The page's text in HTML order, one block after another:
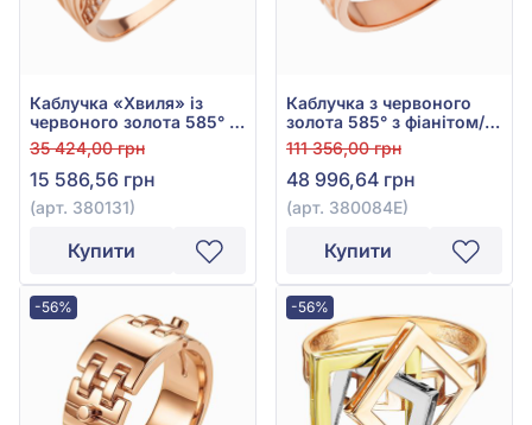
Каблучка «Хвиля» із
червоного золота 585° з
фіанітом/куб.цирконієм,
арт. 380131
35 424,00 грн
15 586,56 грн
(арт. 380131)
Купити
Каблучка з червоного
золота 585° з фіанітом/
куб.цирконієм та
чорною емаллю, арт.
380084Е
111 356,00 грн
48 996,64 грн
(арт. 380084Е)
Купити
-56% -56%